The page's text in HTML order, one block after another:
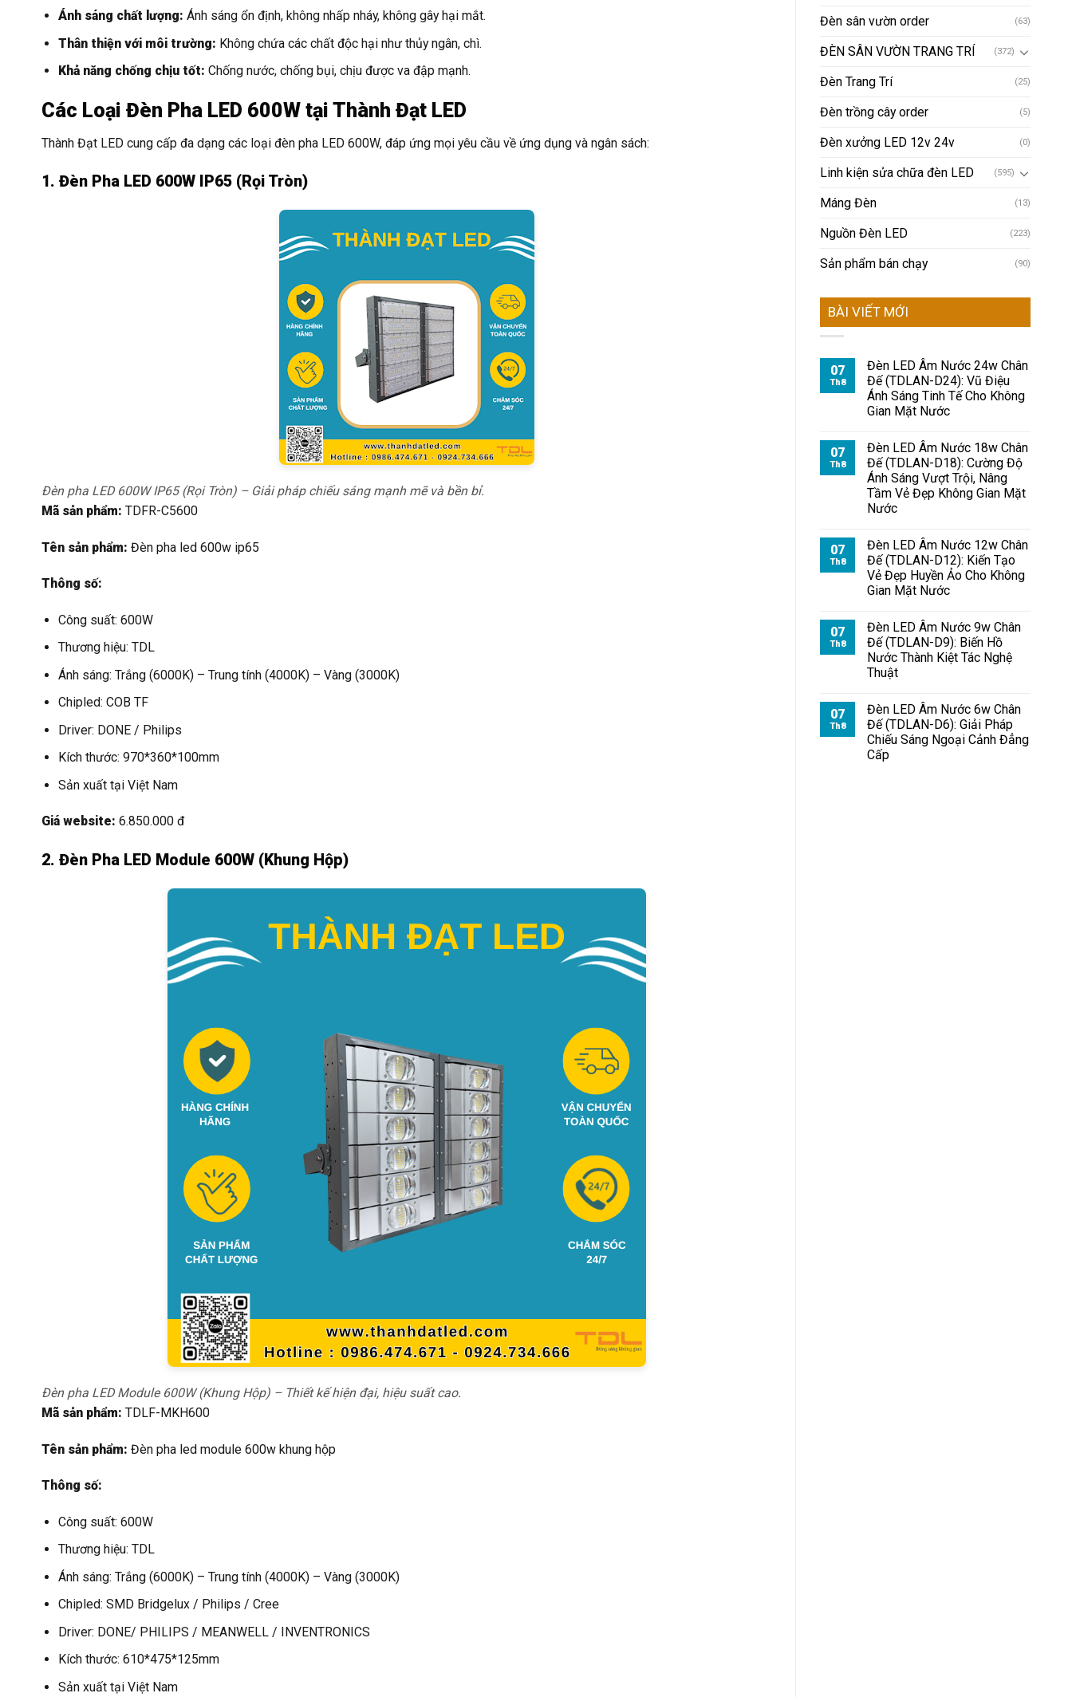
Ánh sáng chất lượng: Ánh sáng ổn định, không nhấp nháy, không gây hại mắt.
Thân thiện với môi trường: Không chứa các chất độc hại như thủy ngân, chì.
Khả năng chống chịu tốt: Chống nước, chống bụi, chịu được va đập mạnh.
Các Loại Đèn Pha LED 600W tại Thành Đạt LED
Thành Đạt LED cung cấp đa dạng các loại đèn pha LED 600W, đáp ứng mọi yêu cầu về ứng dụng và ngân sách:
1. Đèn Pha LED 600W IP65 (Rọi Tròn)
Đèn pha LED 600W IP65 (Rọi Tròn) – Giải pháp chiếu sáng mạnh mẽ và bền bỉ.
Mã sản phẩm: TDFR-C5600
Tên sản phẩm: Đèn pha led 600w ip65
Thông số:
Công suất: 600W
Thương hiệu: TDL
Ánh sáng: Trắng (6000K) – Trung tính (4000K) – Vàng (3000K)
Chipled: COB TF
Driver: DONE / Philips
Kích thước: 970*360*100mm
Sản xuất tại Việt Nam
Giá website: 6.850.000 đ
2. Đèn Pha LED Module 600W (Khung Hộp)
Đèn pha LED Module 600W (Khung Hộp) – Thiết kế hiện đại, hiệu suất cao.
Mã sản phẩm: TDLF-MKH600
Tên sản phẩm: Đèn pha led module 600w khung hộp
Thông số:
Công suất: 600W
Thương hiệu: TDL
Ánh sáng: Trắng (6000K) – Trung tính (4000K) – Vàng (3000K)
Chipled: SMD Bridgelux / Philips / Cree
Driver: DONE/ PHILIPS / MEANWELL / INVENTRONICS
Kích thước: 610*475*125mm
Sản xuất tại Việt Nam
Đèn sân vườn order (63)
ĐÈN SÂN VƯỜN TRANG TRÍ (372)
Đèn Trang Trí (25)
Đèn trồng cây order (5)
Đèn xưởng LED 12v 24v (0)
Linh kiện sửa chữa đèn LED (595)
Máng Đèn (13)
Nguồn Đèn LED (223)
Sản phẩm bán chạy (90)
BÀI VIẾT MỚI
07
Th8
Đèn LED Âm Nước 24w Chân
Đế (TDLAN-D24): Vũ Điệu
Ánh Sáng Tinh Tế Cho Không
Gian Mặt Nước
07
Th8
Đèn LED Âm Nước 18w Chân
Đế (TDLAN-D18): Cường Độ
Ánh Sáng Vượt Trội, Nâng
Tầm Vẻ Đẹp Không Gian Mặt
Nước
07
Th8
Đèn LED Âm Nước 12w Chân
Đế (TDLAN-D12): Kiến Tạo
Vẻ Đẹp Huyền Ảo Cho Không
Gian Mặt Nước
07
Th8
Đèn LED Âm Nước 9w Chân
Đế (TDLAN-D9): Biến Hồ
Nước Thành Kiệt Tác Nghệ
Thuật
07
Th8
Đèn LED Âm Nước 6w Chân
Đế (TDLAN-D6): Giải Pháp
Chiếu Sáng Ngoại Cảnh Đẳng
Cấp